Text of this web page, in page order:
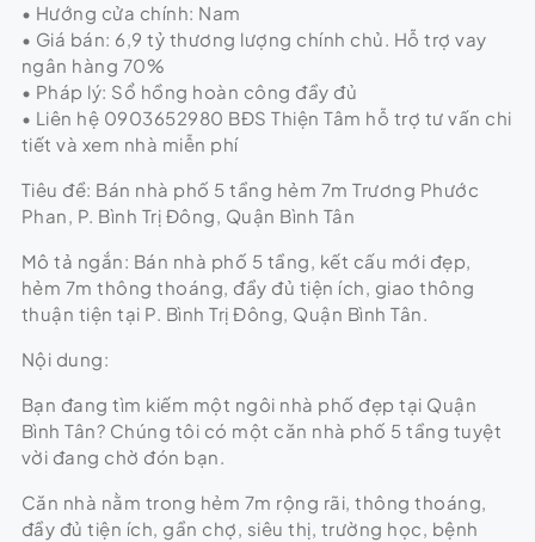
• Hướng cửa chính: Nam
• Giá bán: 6,9 tỷ thương lượng chính chủ. Hỗ trợ vay
ngân hàng 70%
• Pháp lý: Sổ hồng hoàn công đầy đủ
• Liên hệ 0903652980 BĐS Thiện Tâm hỗ trợ tư vấn chi
tiết và xem nhà miễn phí
Tiêu đề: Bán nhà phố 5 tầng hẻm 7m Trương Phước
Phan, P. Bình Trị Đông, Quận Bình Tân
Mô tả ngắn: Bán nhà phố 5 tầng, kết cấu mới đẹp,
hẻm 7m thông thoáng, đầy đủ tiện ích, giao thông
thuận tiện tại P. Bình Trị Đông, Quận Bình Tân.
Nội dung:
Bạn đang tìm kiếm một ngôi nhà phố đẹp tại Quận
Bình Tân? Chúng tôi có một căn nhà phố 5 tầng tuyệt
vời đang chờ đón bạn.
Căn nhà nằm trong hẻm 7m rộng rãi, thông thoáng,
đầy đủ tiện ích, gần chợ, siêu thị, trường học, bệnh